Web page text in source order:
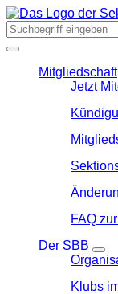
Mitgliedschaft
Jetzt
FAQ
Der SBB
Klubs